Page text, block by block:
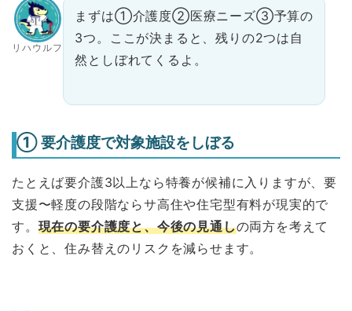
リハウルフ
まずは①介護度②医療ニーズ③予算の
3つ。ここが決まると、残りの2つは自
然としぼれてくるよ。
① 要介護度で対象施設をしぼる
たとえば要介護3以上なら特養が候補に入りますが、要
支援〜軽度の段階ならサ高住や住宅型有料が現実的で
す。 現在の要介護度と、今後の見通しの両方を考えて
おくと、住み替えのリスクを減らせます。